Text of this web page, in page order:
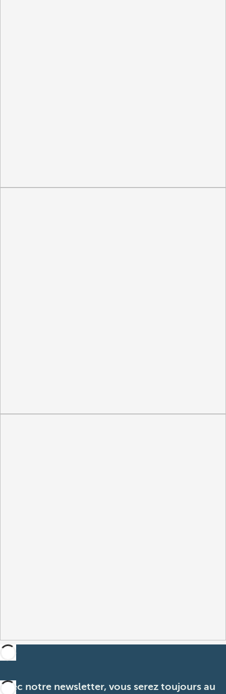
Avec notre newsletter, vous serez toujours au